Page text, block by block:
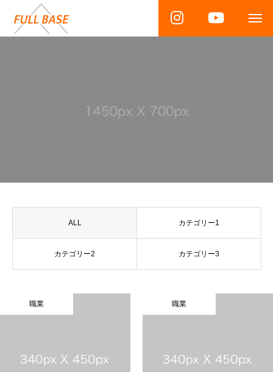
ALL カテゴリー1
カテゴリー2 カテゴリー3
職業 職業